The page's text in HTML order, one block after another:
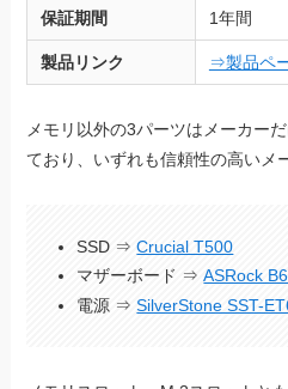
保証期間 1年間
製品リンク ⇒製品ペ
メモリ以外の3パーツはメーカー
ており、いずれも信頼性の高いメ
SSD ⇒Crucial T500
マザーボード ⇒ASRock
電源 ⇒SilverStone SST-